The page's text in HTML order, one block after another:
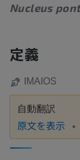
Nucleus
定義
IMAIOS
自動翻訳
原文を表示